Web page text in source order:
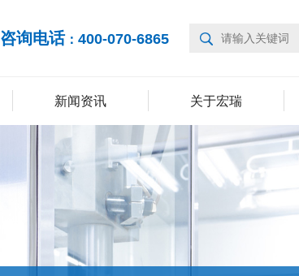
咨询电话： 400-070-6865
新闻资讯 关于宏瑞